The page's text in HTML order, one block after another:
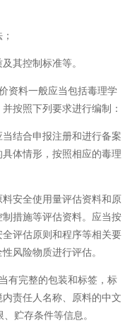
其控制标准等。
资料一般应当包括毒理学
按照下列要求进行编制：
当结合申报注册和进行备案
体情形，按照相应的毒理
料安全使用量评估资料和原
措施等评估资料。应当按
评估原则和程序等相关要
风险物质进行评估。
有完整的包装和标签，标
责任人名称、原料的中文
贮存条件等信息。